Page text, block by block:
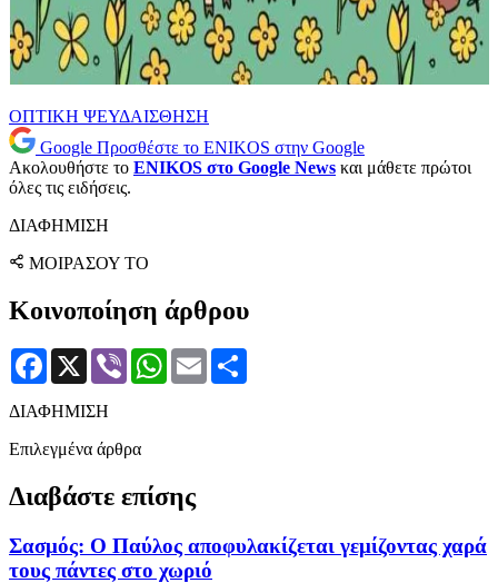
ΟΠΤΙΚΗ ΨΕΥΔΑΙΣΘΗΣΗ
Google Προσθέστε το ENIKOS στην Google
Ακολουθήστε το ENIKOS στο Google News και μάθετε πρώτοι
όλες τις ειδήσεις.
ΔΙΑΦΗΜΙΣΗ
ΜΟΙΡΑΣΟΥ ΤΟ
Κοινοποίηση άρθρου
Facebook
X Viber WhatsApp
Email
ΔΙΑΦΗΜΙΣΗ
Επιλεγμένα άρθρα
Διαβάστε επίσης
Σασμός: Ο Παύλος αποφυλακίζεται γεμίζοντας χαρά
τους πάντες στο χωριό